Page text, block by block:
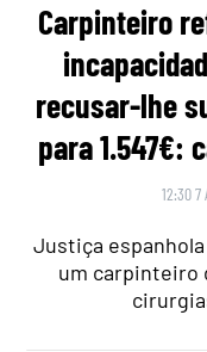
Carpinteiro
recusar-lhe
para 1.547€:
12:30 7
Justiça
um carpinteiro